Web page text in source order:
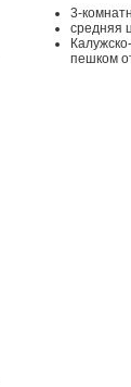
3-
средняя
пешком